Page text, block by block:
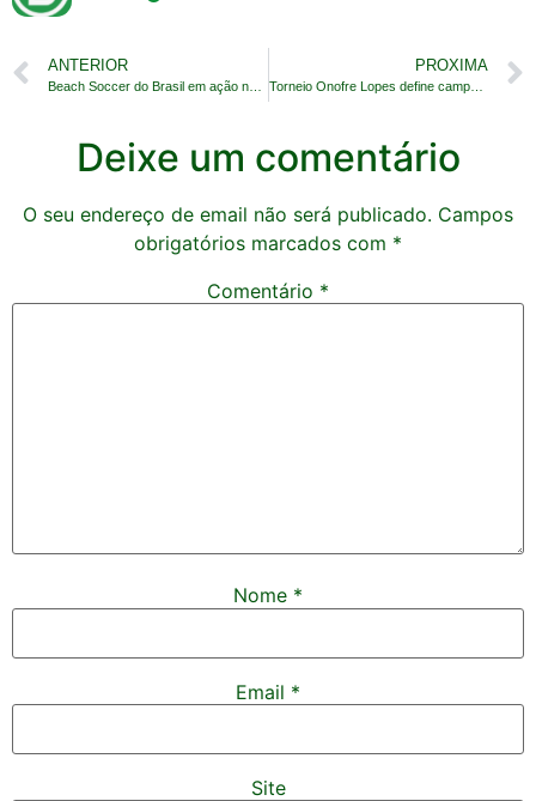
ANTERIOR PROXIMA
Torneio Onofre Lopes define campeões estaduais
Deixe um comentário
O seu endereço de email não será publicado. Campos
obrigatórios marcados com *
Comentário *
Nome *
Email *
Site